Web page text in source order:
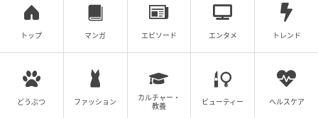
トップ マンガ エピソード エンタメ トレンド
どうぶつ ファッション
カルチャー・
教養
ビューティー ヘルスケア